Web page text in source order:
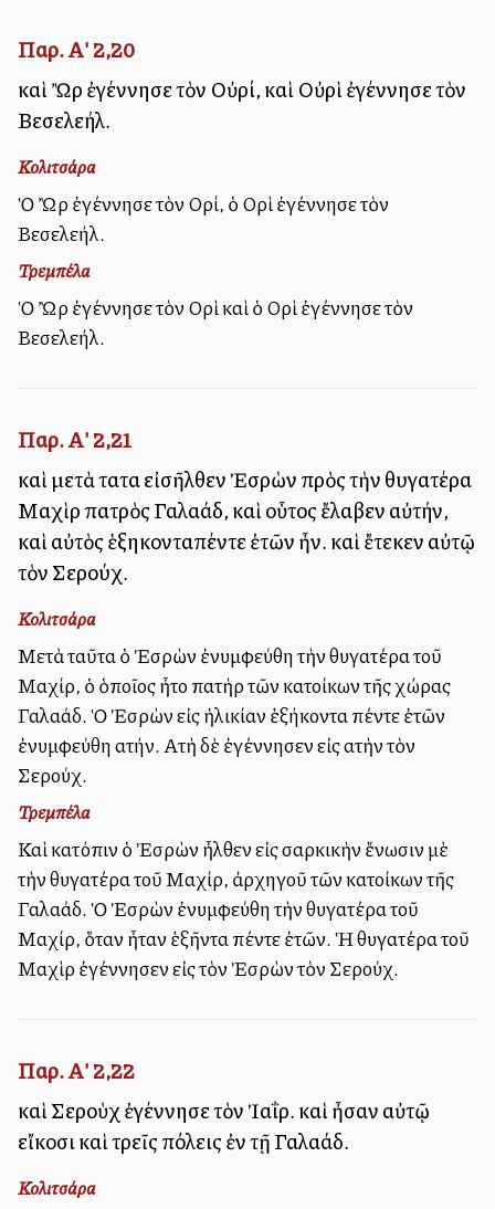
Παρ. Α' 2,20
καὶ Ὢρ ἐγέννησε τὸν Οὐρί, καὶ Οὐρὶ ἐγέννησε τὸν
Βεσελεήλ.
Κολιτσάρα
Ὁ Ὢρ ἐγέννησε τὸν Οὐρί, ὁ Οὐρὶ ἐγέννησε τὸν
Βεσελεήλ.
Τρεμπέλα
Ὁ Ὢρ ἐγέννησε τὸν Οὐρὶ καὶ ὁ Οὐρὶ ἐγέννησε τὸν
Βεσελεήλ.
Παρ. Α' 2,21
καὶ μετὰ ταῦτα εἰσῆλθεν Ἐσρὼν πρὸς τὴν θυγατέρα
Μαχὶρ πατρὸς Γαλαάδ, καὶ οὗτος ἔλαβεν αὐτήν,
καὶ αὐτὸς ἑξηκονταπέντε ἐτῶν ἦν. καὶ ἔτεκεν αὐτῷ
τὸν Σερούχ.
Κολιτσάρα
Μετὰ ταῦτα ὁ Ἐσρὼν ἐνυμφεύθη τὴν θυγατέρα τοῦ
Μαχίρ, ὁ ὁποῖος ἦτο πατὴρ τῶν κατοίκων τῆς χώρας
Γαλαάδ. Ὁ Ἐσρὼν εἰς ἡλικίαν ἑξήκοντα πέντε ἐτῶν
ἐνυμφεύθη αὐτήν. Αὐτὴ δὲ ἐγέννησεν εἰς αὐτὴν τὸν
Σερούχ.
Τρεμπέλα
Καὶ κατόπιν ὁ Ἐσρὼν ἦλθεν εἰς σαρκικὴν ἕνωσιν μὲ
τὴν θυγατέρα τοῦ Μαχίρ, ἀρχηγοῦ τῶν κατοίκων τῆς
Γαλαάδ. Ὁ Ἐσρὼν ἐνυμφεύθη τὴν θυγατέρα τοῦ
Μαχίρ, ὅταν ἦταν ἑξῆντα πέντε ἐτῶν. Ἡ θυγατέρα τοῦ
Μαχὶρ ἐγέννησεν εἰς τὸν Ἐσρὼν τὸν Σερούχ.
Παρ. Α' 2,22
καὶ Σεροὺχ ἐγέννησε τὸν Ἰαΐρ. καὶ ἦσαν αὐτῷ
εἴκοσι καὶ τρεῖς πόλεις ἐν τῇ Γαλαάδ.
Κολιτσάρα